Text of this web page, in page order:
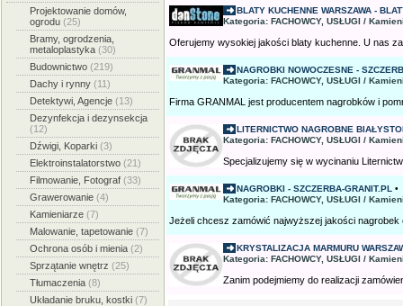
Projektowanie domów,
ogrodu (25)
Bramy, ogrodzenia,
metaloplastyka (30)
Budownictwo (219)
Dachy i rynny (11)
Detektywi, Agencje (13)
Dezynfekcja i dezynsekcja
(12)
Dźwigi, Koparki (3)
Elektroinstalatorstwo (21)
Filmowanie, Fotograf (33)
Grawerowanie (4)
Kamieniarze (7)
Malowanie, tapetowanie (7)
Ochrona osób i mienia (2)
Sprzątanie wnętrz (25)
Tłumaczenia (8)
Układanie bruku, kostki (7)
BLATY KUCHENNE WARSZAWA -
Kategoria: FACHOWCY, USŁUGI /
Oferujemy wysokiej jakości blaty kuchenne. U nas
NAGROBKI NOWOCZESNE -
Kategoria: FACHOWCY, USŁUGI /
Firma GRANMAL jest producentem nagrobków i
LITERNICTWO NAGROBNE
Kategoria: FACHOWCY, USŁUGI /
Specjalizujemy się w wycinaniu
NAGROBKI - SZCZERBA-GRANIT.PL •
Kategoria: FACHOWCY, USŁUGI /
Jeżeli chcesz zamówić najwyższej jakości
KRYSTALIZACJA MARMURU
Kategoria: FACHOWCY, USŁUGI /
Zanim podejmiemy do realizacji